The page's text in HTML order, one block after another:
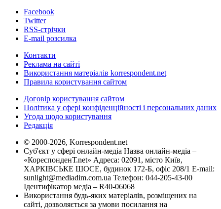
Facebook
Twitter
RSS-стрічки
E-mail розсилка
Контакти
Реклама на сайті
Використання матеріалів korrespondent.net
Правила користування сайтом
Договір користування сайтом
Політика у сфері конфіденційності і персональних даних
Угода щодо користування
Редакція
© 2000-2026, Korrespondent.net
Суб'єкт у сфері онлайн-медіа Назва онлайн-медіа –
«КореспонденТ.net» Адреса: 02091, місто Київ,
ХАРКІВСЬКЕ ШОСЕ, будинок 172-Б, офіс 208/1 E-mail:
sunlight@mediadim.com.ua Телефон: 044-205-43-00
Ідентифікатор медіа – R40-06068
Використання будь-яких матеріалів, розміщених на
сайті, дозволяється за умови посилання на